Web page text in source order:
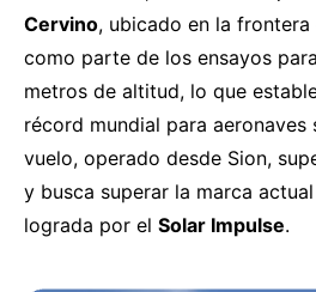
Cervino, ubicado en la frontera
como parte de los ensayos
metros de altitud, lo que
récord mundial para aeronaves
vuelo, operado desde Sion,
y busca superar la marca
lograda por el Solar Impulse.